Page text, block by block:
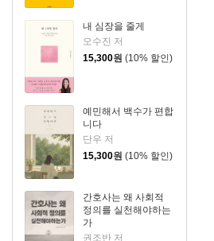
내 심장을 줄게
오수진 저
15,300원 (10% 할인)
예민해서 백수가 편합
니다
단우 저
15,300원 (10% 할인)
간호사는 왜 사회적
정의를 실천해야하는
가
권조반 저